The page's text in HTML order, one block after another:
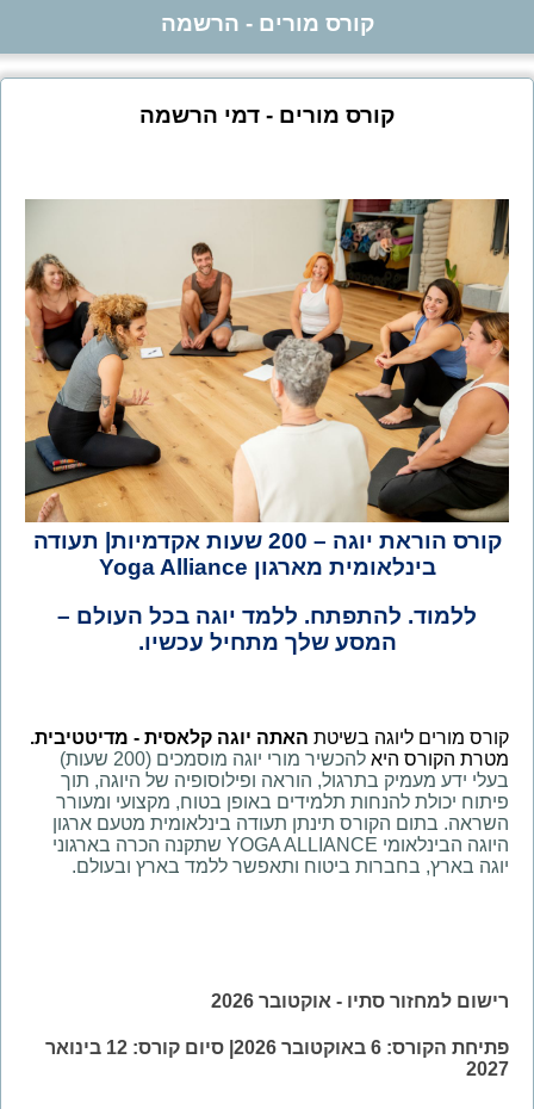
קורס מורים - הרשמה
קורס מורים - דמי הרשמה
קורס הוראת יוגה – 200 שעות אקדמיות| תעודה
בינלאומית מארגון Yoga Alliance
ללמוד. להתפתח. ללמד יוגה בכל העולם –
המסע שלך מתחיל עכשיו.
קורס מורים ליוגה בשיטת האתה יוגה קלאסית - מדיטטיבית.
מטרת הקורס היא
להכשיר מורי יוגה מוסמכים (200 שעות)
בעלי ידע מעמיק בתרגול, הוראה ופילוסופיה של היוגה, תוך
פיתוח יכולת להנחות תלמידים באופן בטוח, מקצועי ומעורר
השראה. בתום הקורס תינתן תעודה בינלאומית מטעם ארגון
היוגה הבינלאומי YOGA ALLIANCE שתקנה הכרה בארגוני
יוגה בארץ, בחברות ביטוח ותאפשר ללמד בארץ ובעולם.
רישום למחזור סתיו - אוקטובר 2026
פתיחת הקורס: 6 באוקטובר 2026| סיום קורס: 12 בינואר
2027